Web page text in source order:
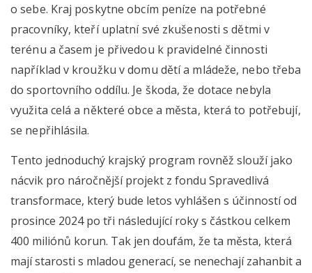
o sebe. Kraj poskytne obcím peníze na potřebné
pracovníky, kteří uplatní své zkušenosti s dětmi v
terénu a časem je přivedou k pravidelné činnosti
například v kroužku v domu dětí a mládeže, nebo třeba
do sportovního oddílu. Je škoda, že dotace nebyla
využita celá a některé obce a města, která to potřebují,
se nepřihlásila.
Tento jednoduchý krajský program rovněž slouží jako
nácvik pro náročnější projekt z fondu Spravedlivá
transformace, který bude letos vyhlášen s účinností od
prosince 2024 po tři následující roky s částkou celkem
400 miliónů korun. Tak jen doufám, že ta města, která
mají starosti s mladou generací, se nenechají zahanbit a